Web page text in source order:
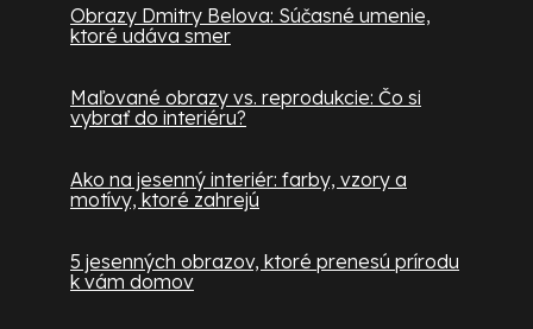
Obrazy Dmitry Belova: Súčasné umenie,
ktoré udáva smer
Maľované obrazy vs. reprodukcie: Čo si
vybrať do interiéru?
Ako na jesenný interiér: farby, vzory a
motívy, ktoré zahrejú
5 jesenných obrazov, ktoré prenesú prírodu
k vám domov